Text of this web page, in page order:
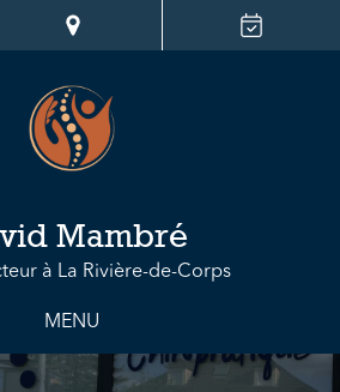
Mambré
à La Rivière-de-Corps
MENU